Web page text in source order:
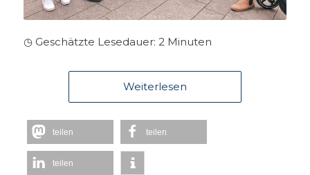
◷ Geschätzte Lesedauer: 2 Minuten
Weiterlesen
teilen teilen
teilen